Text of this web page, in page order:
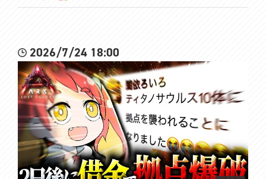
2026/7/24 18:00